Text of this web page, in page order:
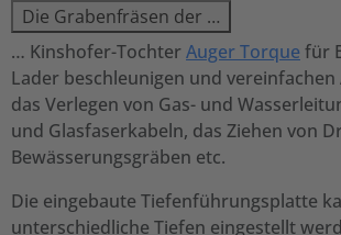
Die Grabenfräsen der …
… Kinshofer-TochterAuger Torque für
Lader beschleunigen und
das Verlegen von Gas- und
und Glasfaserkabeln, das Ziehen von
Bewässerungsgräben etc.
Die eingebaute Tiefenführungsplatte
unterschiedliche Tiefen eingestellt